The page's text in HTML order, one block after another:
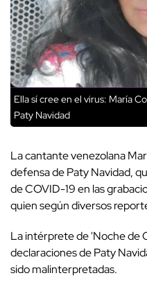
Ella sí cree en el virus: María
Paty Navidad
La cantante venezolana
defensa de Paty Navidad,
de COVID-19 en las
quien según diversos
La intérprete de 'Noche de
declaraciones de Paty
sido malinterpretadas.